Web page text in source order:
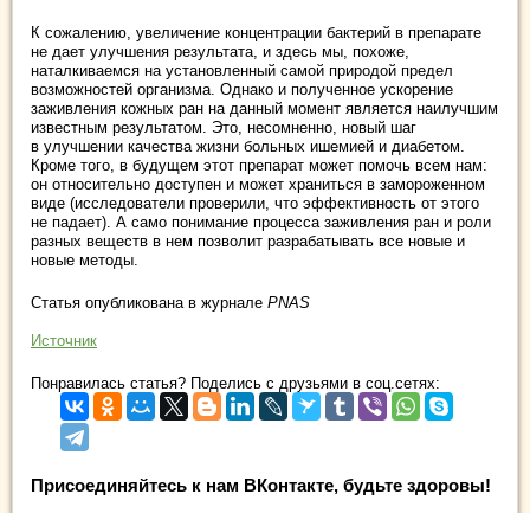
К сожалению, увеличение концентрации бактерий в препарате
не дает улучшения результата, и здесь мы, похоже,
наталкиваемся на установленный самой природой предел
возможностей организма. Однако и полученное ускорение
заживления кожных ран на данный момент является наилучшим
известным результатом. Это, несомненно, новый шаг
в улучшении качества жизни больных ишемией и диабетом.
Кроме того, в будущем этот препарат может помочь всем нам:
он относительно доступен и может храниться в замороженном
виде (исследователи проверили, что эффективность от этого
не падает). А само понимание процесса заживления ран и роли
разных веществ в нем позволит разрабатывать все новые и
новые методы.
Статья опубликована в журнале PNAS
Источник
Понравилась статья? Поделись с друзьями в соц.сетях:
Присоединяйтесь к нам ВКонтакте, будьте здоровы!